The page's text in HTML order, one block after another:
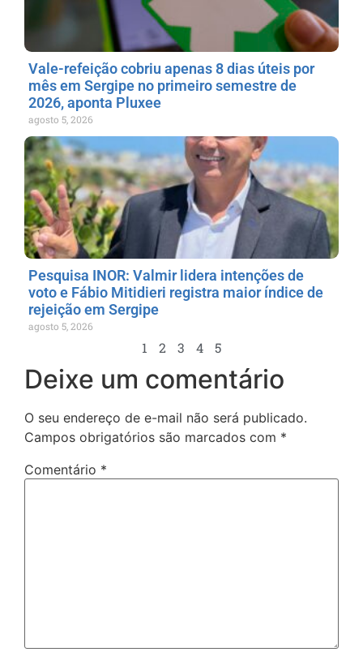
Vale-refeição cobriu apenas 8 dias úteis por
mês em Sergipe no primeiro semestre de
2026, aponta Pluxee
agosto 5, 2026
Pesquisa INOR: Valmir lidera intenções de
voto e Fábio Mitidieri registra maior índice de
rejeição em Sergipe
agosto 5, 2026
1 2 3 4 5
Deixe um comentário
O seu endereço de e-mail não será publicado.
Campos obrigatórios são marcados com *
Comentário *